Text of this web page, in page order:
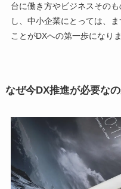
台に働き方やビジネスその
し、中小企業にとっては、
ことがDXへの第一歩になりま
なぜ今DX推進が必要な